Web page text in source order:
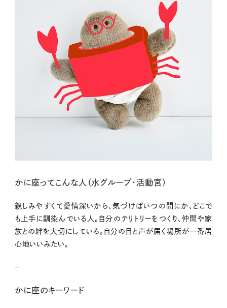
かに座ってこんな人（水グループ・活動宮）
親しみやすくて愛情深いから、気づけばいつの間にか、どこで
も上手に馴染んでいる人。自分のテリトリーをつくり、仲間や家
族との絆を大切にしている。自分の目と声が届く場所が一番居
心地いいみたい。
かに座のキーワード